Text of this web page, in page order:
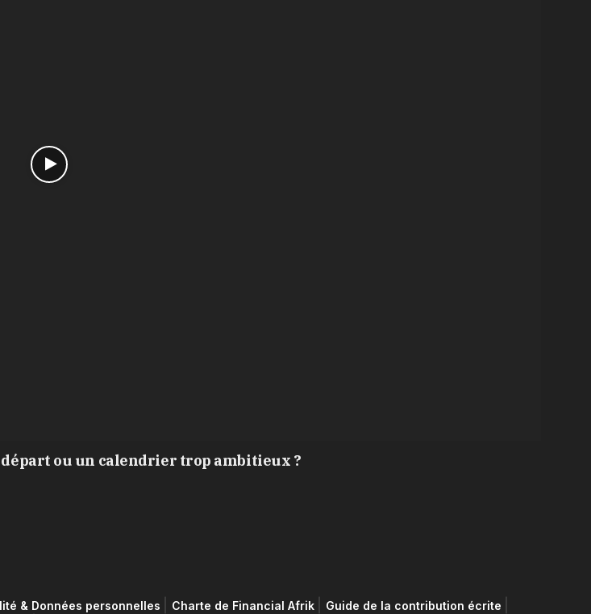
départ ou un calendrier trop ambitieux ?
& Données personnelles Charte de Financial Afrik Guide de la contribution écrite